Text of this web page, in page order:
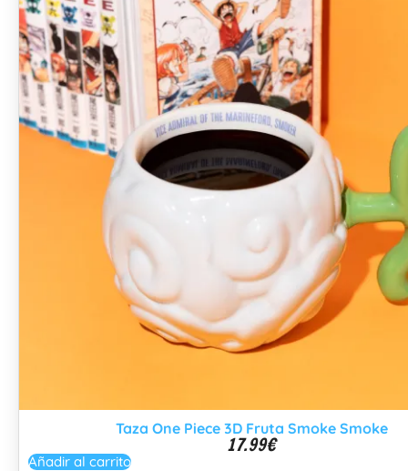
Taza One Piece 3D Fruta Smoke Smoke
17.99€
Añadir al carrito